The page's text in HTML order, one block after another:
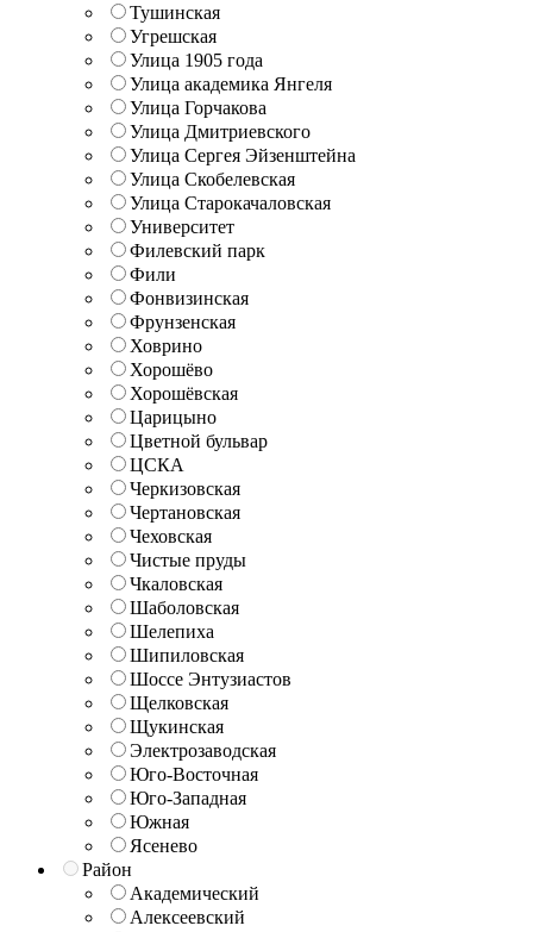
Тушинская
Угрешская
Улица 1905 года
Улица академика Янгеля
Улица Горчакова
Улица Дмитриевского
Улица Сергея Эйзенштейна
Улица Скобелевская
Улица Старокачаловская
Университет
Филевский парк
Фили
Фонвизинская
Фрунзенская
Ховрино
Хорошёво
Хорошёвская
Царицыно
Цветной бульвар
ЦСКА
Черкизовская
Чертановская
Чеховская
Чистые пруды
Чкаловская
Шаболовская
Шелепиха
Шипиловская
Шоссе Энтузиастов
Щелковская
Щукинская
Электрозаводская
Юго-Восточная
Юго-Западная
Южная
Ясенево
Район
Академический
Алексеевский